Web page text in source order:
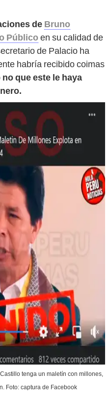
de Bruno
Públicoen su calidad de
de Palacio ha
habría recibido coimas
no que este le haya
tenga un maletín con millones,
Foto: captura de Facebook